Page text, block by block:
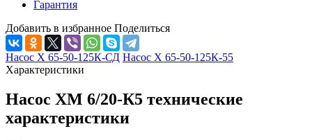
Гарантия
Добавить в избранное Поделиться
Насос Х 65-50-125К-СД Насос Х 65-50-125К-55
Характеристики
Насос ХМ 6/20-К5 технические
характеристики